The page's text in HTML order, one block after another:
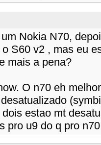
Nokia N70,
S60 v2 , mas eu
mais a pena?
O n70 eh
estao mt
pro u9 do q pro